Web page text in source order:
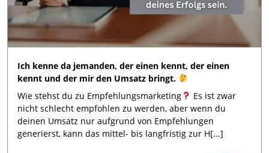
Ich kenne da jemanden, der einen kennt, der einen
kennt und der mir den Umsatz bringt.
Wie stehst du zu Empfehlungsmarketing
Es ist zwar
nicht schlecht empfohlen zu werden, aber wenn du
deinen Umsatz nur aufgrund von Empfehlungen
generierst, kann das mittel- bis langfristig zur H[...]